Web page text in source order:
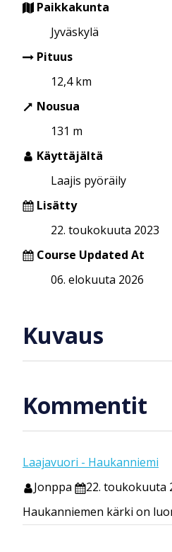
Paikkakunta
Jyväskylä
Pituus
12,4 km
Nousua
131 m
Käyttäjältä
Laajis pyöräily
Lisätty
22. toukokuuta 2023
Course Updated At
06. elokuuta 2026
Kuvaus
Kommentit
Laajavuori - Haukanniemi
Jonppa
22. toukokuuta
Haukanniemen kärki on